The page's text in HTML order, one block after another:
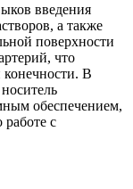
введения
а также
поверхности
что
конечности. В
обеспечением,
с